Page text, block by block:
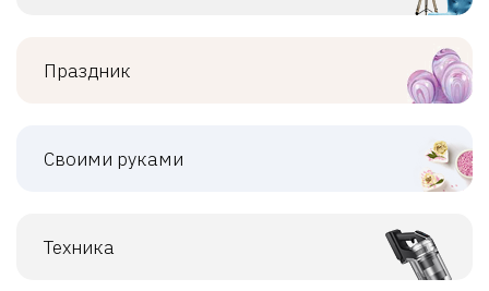
Праздник
Своими руками
Техника